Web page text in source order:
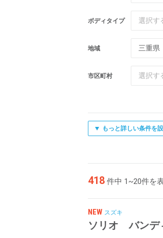
ボディタイプ 選択す
地域 三重県
市区町村 選択す
もっと詳しい条件を
418 件中 1~20件を
NEW スズキ
ソリオ バン